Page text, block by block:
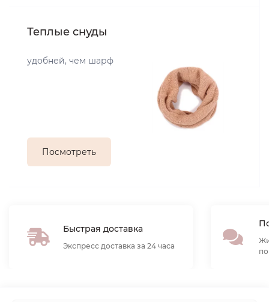
Теплые снуды
удобней, чем шарф
Посмотреть
Быстрая доставка
Экспресс доставка за 24 часа